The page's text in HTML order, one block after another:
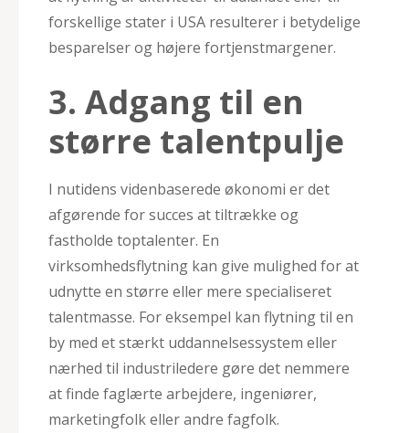
forskellige stater i USA resulterer i betydelige
besparelser og højere fortjenstmargener.
3. Adgang til en
større talentpulje
I nutidens videnbaserede økonomi er det
afgørende for succes at tiltrække og
fastholde toptalenter. En
virksomhedsflytning kan give mulighed for at
udnytte en større eller mere specialiseret
talentmasse. For eksempel kan flytning til en
by med et stærkt uddannelsessystem eller
nærhed til industriledere gøre det nemmere
at finde faglærte arbejdere, ingeniører,
marketingfolk eller andre fagfolk.